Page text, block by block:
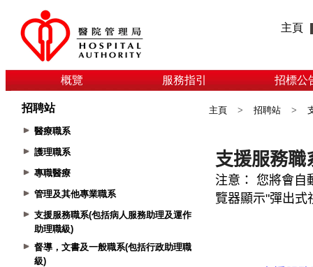
主頁
概覽 服務指引 招標公
招聘站
醫療職系
護理職系
專職醫療
管理及其他專業職系
支援服務職系(包括病人服務助理及運作
助理職級)
督導，文書及一般職系(包括行政助理職
級)
主頁 > 招聘站 >